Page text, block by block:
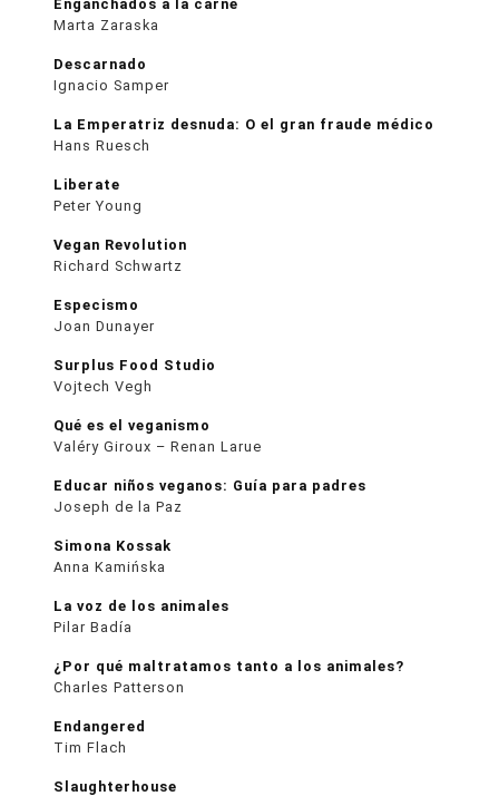
Enganchados a la carne
Marta Zaraska
Descarnado
Ignacio Samper
La Emperatriz desnuda: O el gran fraude médico
Hans Ruesch
Liberate
Peter Young
Vegan Revolution
Richard Schwartz
Especismo
Joan Dunayer
Surplus Food Studio
Vojtech Vegh
Qué es el veganismo
Valéry Giroux – Renan Larue
Educar niños veganos: Guía para padres
Joseph de la Paz
Simona Kossak
Anna Kamińska
La voz de los animales
Pilar Badía
¿Por qué maltratamos tanto a los animales?
Charles Patterson
Endangered
Tim Flach
Slaughterhouse